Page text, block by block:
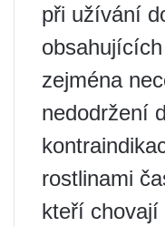
při užívání
zejména
nedodržení
rostlinami
kteří chovají